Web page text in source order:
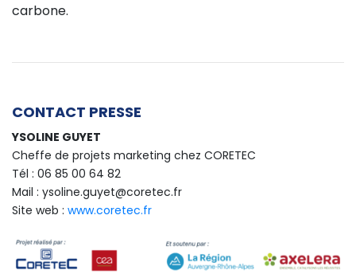
carbone.
CONTACT PRESSE
YSOLINE GUYET
Cheffe de projets marketing chez CORETEC
Tél : 06 85 00 64 82
Mail : ysoline.guyet@coretec.fr
Site web : www.coretec.fr